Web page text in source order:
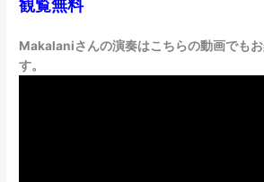
観覧無料
Makalaniさんの演奏はこちらの動画でも
す。